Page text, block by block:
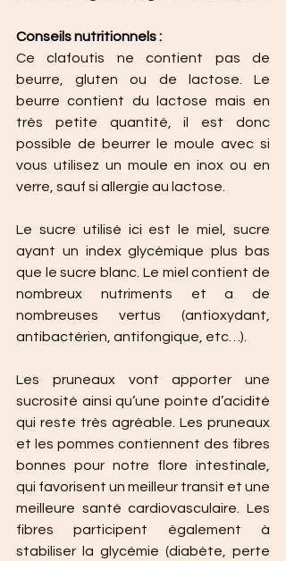
Conseils nutritionnels :
Ce clafoutis ne contient pas de
beurre, gluten ou de lactose. Le
beurre contient du lactose mais en
très petite quantité, il est donc
possible de beurrer le moule avec si
vous utilisez un moule en inox ou en
verre, sauf si allergie au lactose.
Le sucre utilisé ici est le miel, sucre
ayant un index glycémique plus bas
que le sucre blanc. Le miel contient de
nombreux nutriments et a de
nombreuses vertus (antioxydant,
antibactérien, antifongique, etc…).
Les pruneaux vont apporter une
sucrosité ainsi qu’une pointe d’acidité
qui reste très agréable. Les pruneaux
et les pommes contiennent des fibres
bonnes pour notre flore intestinale,
qui favorisent un meilleur transit et une
meilleure santé cardiovasculaire. Les
fibres participent également à
stabiliser la glycémie (diabète, perte